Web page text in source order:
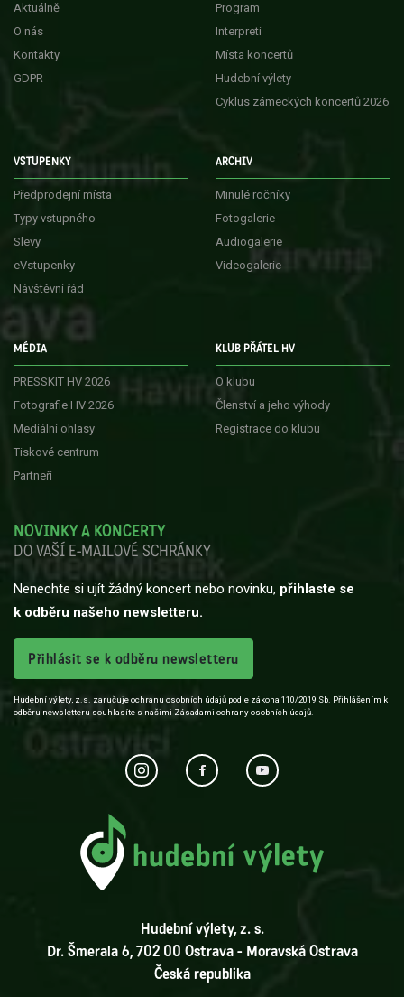
Aktuálně
O nás
Kontakty
GDPR
Program
Interpreti
Místa koncertů
Hudební výlety
Cyklus zámeckých koncertů 2026
VSTUPENKY
Předprodejní místa
Typy vstupného
Slevy
eVstupenky
Návštěvní řád
ARCHIV
Minulé ročníky
Fotogalerie
Audiogalerie
Videogalerie
MÉDIA
PRESSKIT HV 2026
Fotografie HV 2026
Mediální ohlasy
Tiskové centrum
Partneři
KLUB PŘÁTEL HV
O klubu
Členství a jeho výhody
Registrace do klubu
NOVINKY A KONCERTY
DO VAŠÍ E-MAILOVÉ SCHRÁNKY
Nenechte si ujít žádný koncert nebo novinku, přihlaste se
k odběru našeho newsletteru.
Přihlásit se k odběru newsletteru
Hudební výlety, z.s. zaručuje ochranu osobních údajů podle zákona 110/2019 Sb. Přihlášením k
odběru newsletteru souhlasíte s našimi Zásadami ochrany osobních údajů.
Hudební výlety, z. s.
Dr. Šmerala 6, 702 00 Ostrava - Moravská Ostrava
Česká republika